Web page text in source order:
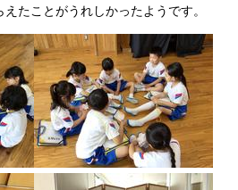
たことがうれしかったようです。